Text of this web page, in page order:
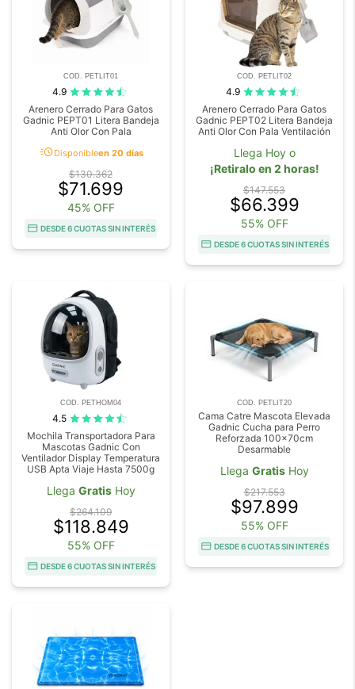
COD. PETLIT01
4.9
Arenero Cerrado Para Gatos
Gadnic PEPT01 Litera Bandeja
Anti Olor Con Pala
acuteDisponibleen 20 días
$130.362
$71.699
45% OFF
DESDE 6 CUOTAS SIN INTERÉS
COD. PETLIT02
4.9
Arenero Cerrado Para Gatos
Gadnic PEPT02 Litera Bandeja
Anti Olor Con Pala Ventilación
Llega Hoy o
¡Retiralo en 2 horas!
$147.553
$66.399
55% OFF
DESDE 6 CUOTAS SIN INTERÉS
COD. PETHOM04
4.5
Mochila Transportadora Para
Mascotas Gadnic Con
Ventilador Display Temperatura
USB Apta Viaje Hasta 7500g
Llega GratisHoy
$264.109
$118.849
55% OFF
DESDE 6 CUOTAS SIN INTERÉS
COD. PETLIT20
Cama Catre Mascota Elevada
Gadnic Cucha para Perro
Reforzada 100x70cm
Desarmable
Llega GratisHoy
$217.553
$97.899
55% OFF
DESDE 6 CUOTAS SIN INTERÉS